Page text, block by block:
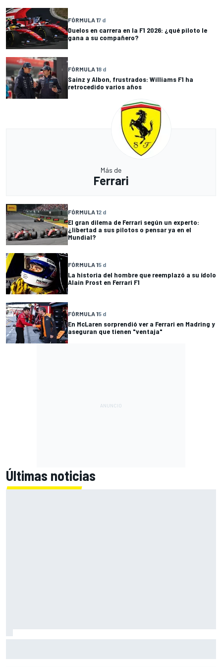
FÓRMULA 17 d
Duelos en carrera en la F1 2026: ¿qué piloto le
gana a su compañero?
FÓRMULA 18 d
Sainz y Albon, frustrados: Williams F1 ha
retrocedido varios años
Más de
Ferrari
FÓRMULA 12 d
El gran dilema de Ferrari según un experto:
¿libertad a sus pilotos o pensar ya en el
Mundial?
FÓRMULA 15 d
La historia del hombre que reemplazó a su ídolo
Alain Prost en Ferrari F1
FÓRMULA 15 d
En McLaren sorprendió ver a Ferrari en Madring y
aseguran que tienen "ventaja"
Últimas noticias